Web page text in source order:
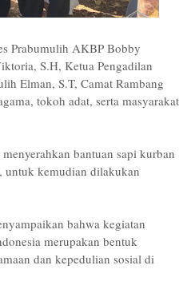
Prabumulih AKBP Bobby
S.H, Ketua Pengadilan
Elman, S.T, Camat Rambang
tokoh adat, serta masyarakat
bantuan sapi kurban
untuk kemudian dilakukan
bahwa kegiatan
merupakan bentuk
dan kepedulian sosial di